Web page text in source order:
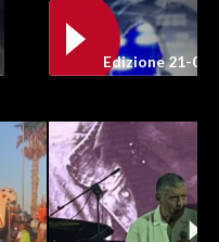
Edizione 21-05-